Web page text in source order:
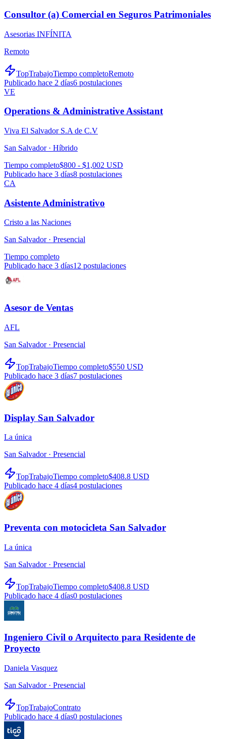
Consultor (a) Comercial en Seguros Patrimoniales
Asesorias INFÍNITA
Remoto
TopTrabajoTiempo completoRemoto
Publicado hace 2 días6 postulaciones
VE
Operations & Administrative Assistant
Viva El Salvador S.A de C.V
San Salvador · Híbrido
Tiempo completo$800 - $1,002 USD
Publicado hace 3 días8 postulaciones
CA
Asistente Administrativo
Cristo a las Naciones
San Salvador · Presencial
Tiempo completo
Publicado hace 3 días12 postulaciones
Asesor de Ventas
AFL
San Salvador · Presencial
TopTrabajoTiempo completo$550 USD
Publicado hace 3 días7 postulaciones
Display San Salvador
La única
San Salvador · Presencial
TopTrabajoTiempo completo$408.8 USD
Publicado hace 4 días4 postulaciones
Preventa con motocicleta San Salvador
La única
San Salvador · Presencial
TopTrabajoTiempo completo$408.8 USD
Publicado hace 4 días0 postulaciones
Ingeniero Civil o Arquitecto para Residente de
Proyecto
Daniela Vasquez
San Salvador · Presencial
TopTrabajoContrato
Publicado hace 4 días0 postulaciones